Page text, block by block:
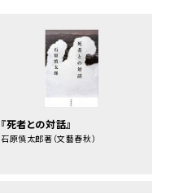
『死者との対話』
石原慎太郎著（文藝春秋）